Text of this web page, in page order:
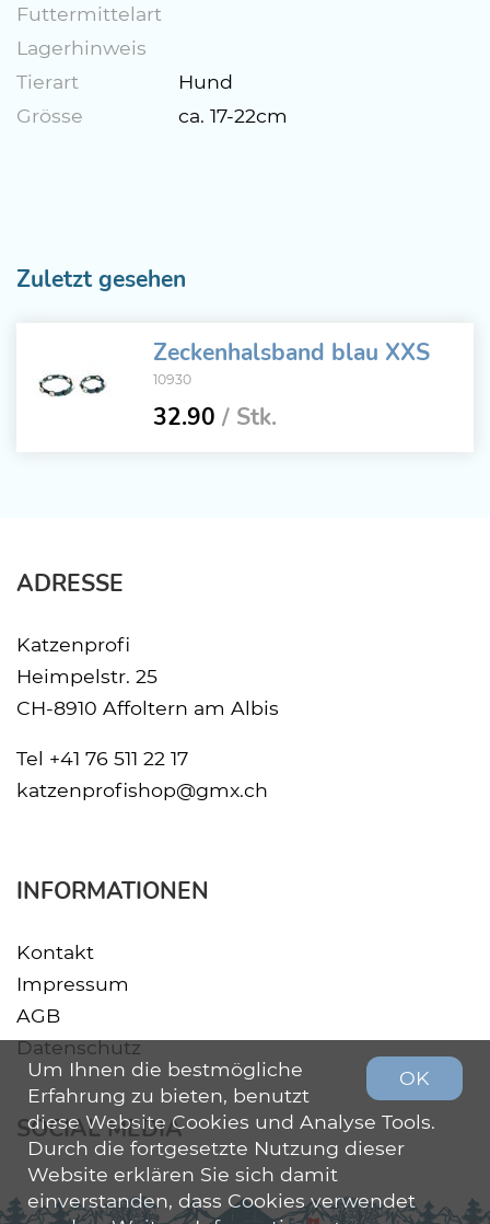
Futtermittelart
Lagerhinweis
Tierart
Hund
Grösse
ca. 17-22cm
Zuletzt gesehen
Zeckenhalsband blau XXS
10930
32.90 / Stk.
ADRESSE
Katzenprofi
Heimpelstr. 25
CH-8910 Affoltern am Albis
Tel +41 76 511 22 17
katzenprofishop@gmx.ch
INFORMATIONEN
Kontakt
Impressum
AGB
Datenschutz
SOCIAL MEDIA
OK
Um Ihnen die bestmögliche
Erfahrung zu bieten, benutzt
diese Website Cookies und Analyse Tools.
Durch die fortgesetzte Nutzung dieser
Website erklären Sie sich damit
einverstanden, dass Cookies verwendet